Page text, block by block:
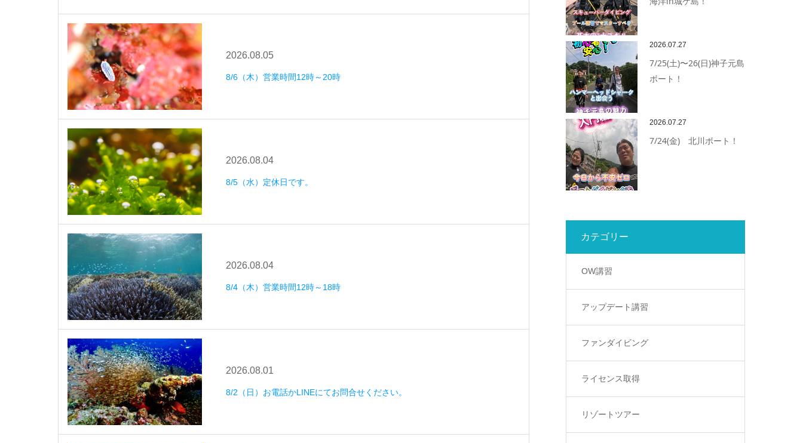
2026.08.05
8/6（木）営業時間12時～20時
2026.08.04
8/5（水）定休日です。
2026.08.04
8/4（木）営業時間12時～18時
2026.08.01
8/2（日）お電話かLINEにてお問合せください。
2026.07.27
7/25(土)〜26(日)神子元島
ボート！
2026.07.27
7/24(金) 北川ボート！
カテゴリー
OW講習
アップデート講習
ファンダイビング
ライセンス取得
リゾートツアー